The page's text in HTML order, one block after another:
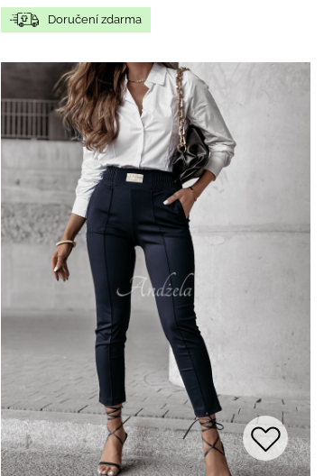
Doručení zdarma